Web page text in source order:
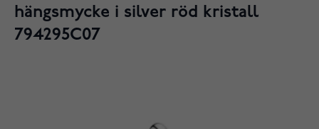
hängsmycke i silver röd kristall
794295C07